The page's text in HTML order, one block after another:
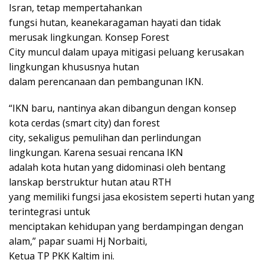
Isran, tetap mempertahankan
fungsi hutan, keanekaragaman hayati dan tidak
merusak lingkungan. Konsep Forest
City muncul dalam upaya mitigasi peluang kerusakan
lingkungan khususnya hutan
dalam perencanaan dan pembangunan IKN.
“IKN baru, nantinya akan dibangun dengan konsep
kota cerdas (smart city) dan forest
city, sekaligus pemulihan dan perlindungan
lingkungan. Karena sesuai rencana IKN
adalah kota hutan yang didominasi oleh bentang
lanskap berstruktur hutan atau RTH
yang memiliki fungsi jasa ekosistem seperti hutan yang
terintegrasi untuk
menciptakan kehidupan yang berdampingan dengan
alam,” papar suami Hj Norbaiti,
Ketua TP PKK Kaltim ini.